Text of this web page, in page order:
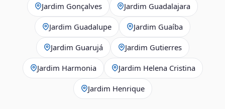
Jardim Gonçalves Jardim Guadalajara
Jardim Guadalupe Jardim Guaíba
Jardim Guarujá Jardim Gutierres
Jardim Harmonia Jardim Helena Cristina
Jardim Henrique